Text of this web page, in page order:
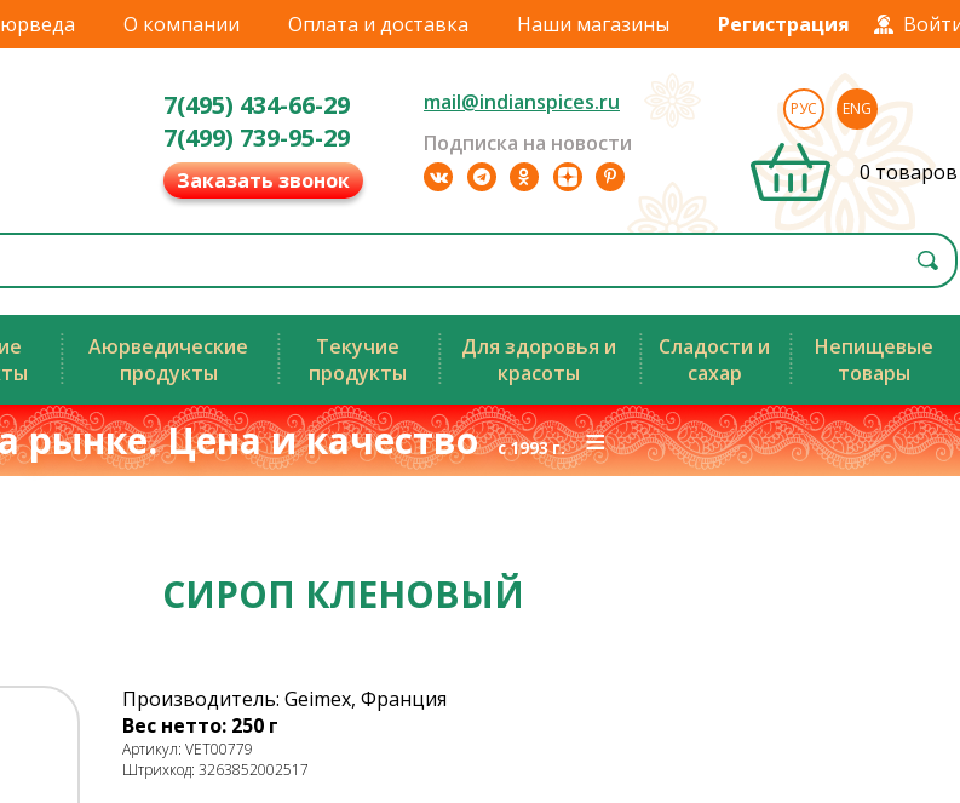
О компании Оплата и доставка Наши магазины Регистрация
7(495) 434-66-29
7(499) 739-95-29
Заказать звонок
mail@indianspices.ru
Подписка на новости
РУС ENG
0 товаров
Аюрведические
продукты
Текучие
продукты
Для здоровья и
красоты
Сладости и
сахар
Непищевые
товары
рынке. Цена и качествос 1993 г.≡
СИРОП КЛЕНОВЫЙ
Производитель: Geimex, Франция
Вес нетто: 250 г
Артикул: VET00779
Штрихкод: 3263852002517